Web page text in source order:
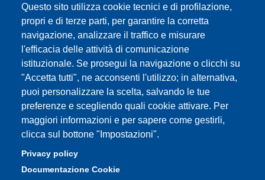
Questo sito utilizza cookie tecnici e di profilazione,
propri e di terze parti, per garantire la corretta
navigazione, analizzare il traffico e misurare
l'efficacia delle attività di comunicazione
istituzionale. Se prosegui la navigazione o clicchi su
"Accetta tutti", ne acconsenti l'utilizzo; in alternativa,
puoi personalizzare la scelta, salvando le tue
preferenze e scegliendo quali cookie attivare. Per
maggiori informazioni e per sapere come gestirli,
clicca sul bottone "Impostazioni".
Privacy policy
Documentazione Cookie
Cambia idea sui cookie
Privacy e cookie policy
Partita IVA: 00427620364
Dipartimento di Economia Marco Biagi
Sede: Via Berengario 51 - 41121 Modena
e-mail: info.economia@unimore.it | PEC:
Centralino: 059 / 205 6711
Portineria via Fontanelli: 059 / 205 7111